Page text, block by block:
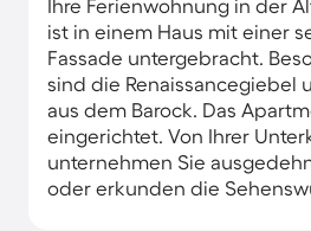
Ihre Ferienwohnung in der
ist in einem Haus mit einer
Fassade untergebracht.
sind die Renaissancegiebel
aus dem Barock. Das
eingerichtet. Von Ihrer
unternehmen Sie
oder erkunden die